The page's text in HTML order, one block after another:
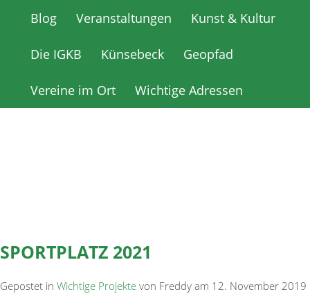
Blog Veranstaltungen Kunst & Kultur
Die IGKB Künsebeck Geopfad
Vereine im Ort Wichtige Adressen
Blog Veranstaltungen Kunst & Kultur
Die IGKB Künsebeck Geopfad
Vereine im Ort Wichtige Adressen
SPORTPLATZ 2021
Gepostet in Wichtige Projekte von Freddy am 12. November 2019